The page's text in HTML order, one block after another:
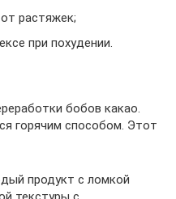
растяжек;
при похудении.
бобов какао.
горячим способом. Этот
продукт с ломкой